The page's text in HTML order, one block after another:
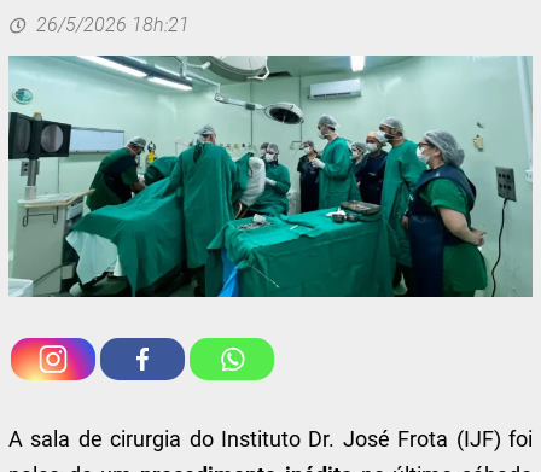
26/5/2026 18h:21
A sala de cirurgia do Instituto Dr. José Frota (IJF) foi